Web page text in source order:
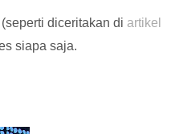
diceritakan di artikel
siapa saja.